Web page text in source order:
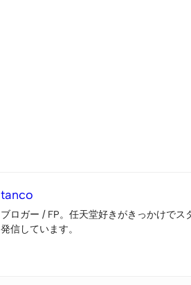
tanco
ブロガー / FP。任天堂好きがきっかけで
発信しています。